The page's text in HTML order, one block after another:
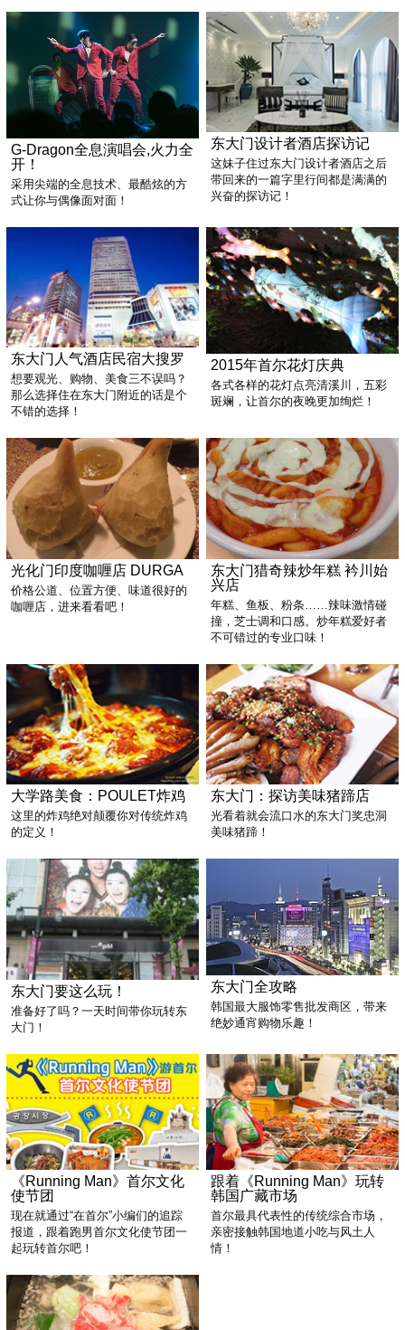
G-Dragon全息演唱会,火力全
开！
采用尖端的全息技术、最酷炫的方
式让你与偶像面对面！
东大门设计者酒店探访记
这妹子住过东大门设计者酒店之后
带回来的一篇字里行间都是满满的
兴奋的探访记！
东大门人气酒店民宿大搜罗
想要观光、购物、美食三不误吗？
那么选择住在东大门附近的话是个
不错的选择！
2015年首尔花灯庆典
各式各样的花灯点亮清溪川，五彩
斑斓，让首尔的夜晚更加绚烂！
光化门印度咖喱店 DURGA
价格公道、位置方便、味道很好的
咖喱店，进来看看吧！
东大门猎奇辣炒年糕 衿川始
兴店
年糕、鱼板、粉条……辣味激情碰
撞，芝士调和口感。炒年糕爱好者
不可错过的专业口味！
大学路美食：POULET炸鸡
这里的炸鸡绝对颠覆你对传统炸鸡
的定义！
东大门：探访美味猪蹄店
光看着就会流口水的东大门奖忠洞
美味猪蹄！
东大门要这么玩！
准备好了吗？一天时间带你玩转东
大门！
东大门全攻略
韩国最大服饰零售批发商区，带来
绝妙通宵购物乐趣！
《Running Man》首尔文化
使节团
现在就通过“在首尔”小编们的追踪
报道，跟着跑男首尔文化使节团一
起玩转首尔吧！
跟着《Running Man》玩转
韩国广藏市场
首尔最具代表性的传统综合市场，
亲密接触韩国地道小吃与风土人
情！